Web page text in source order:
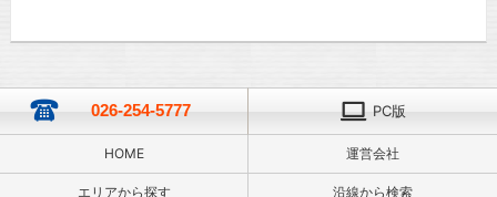
026-254-5777 PC版
HOME 運営会社
エリアから探す 沿線から検索